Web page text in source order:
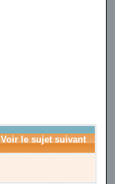
Voir le sujet suivant